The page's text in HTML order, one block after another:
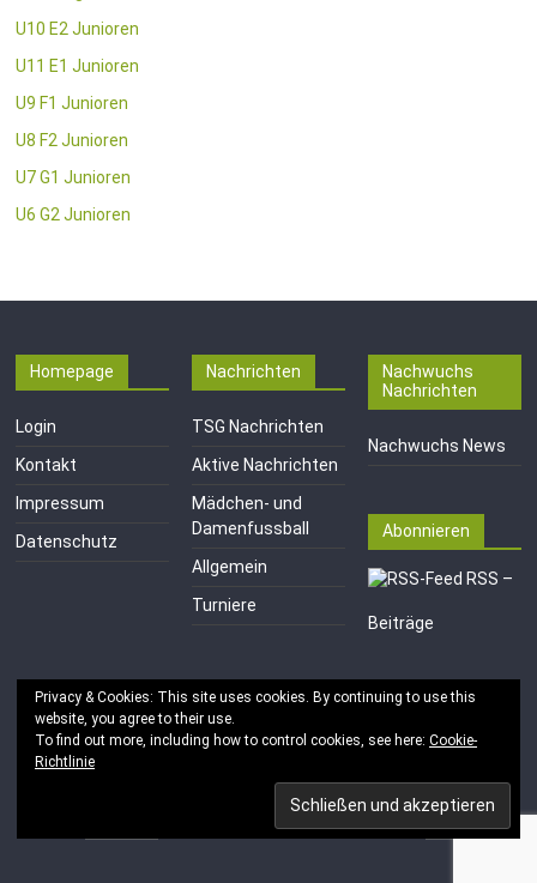
U10 E2 Junioren
U11 E1 Junioren
U9 F1 Junioren
U8 F2 Junioren
U7 G1 Junioren
U6 G2 Junioren
Homepage
Login
Kontakt
Impressum
Datenschutz
Nachrichten
TSG Nachrichten
Aktive Nachrichten
Mädchen- und
Damenfussball
Allgemein
Turniere
Nachwuchs
Nachrichten
Nachwuchs News
Abonnieren
RSS –
Beiträge
Privacy & Cookies: This site uses cookies. By continuing to use this
website, you agree to their use.
To find out more, including how to control cookies, see here: Cookie-
Richtlinie
Copyright © 2026
vorbehalten.
von ThemeGrill. Bereitgestellt vonWordPress